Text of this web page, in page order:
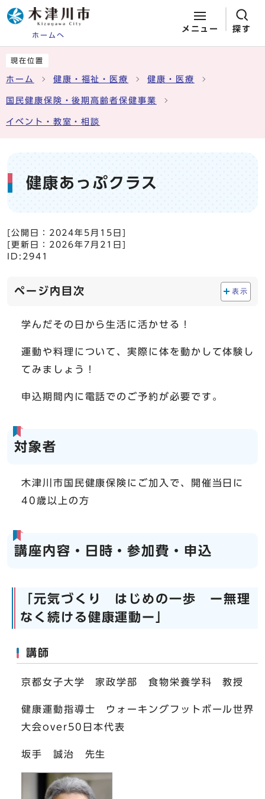
ホームへ
メニュー 探す
現在位置
ホーム 健康・福祉・医療 健康・医療
国民健康保険・後期高齢者保健事業
イベント・教室・相談
健康あっぷクラス
[公開日： 2024年5月15日
[更新日： 2026年7月21日
ID:2941
ページ内目次 表示
学んだその日から生活に活かせる！
運動や料理について、実際に体を動かして体験し
てみましょう！
申込期間内に電話でのご予約が必要です。
対象者
木津川市国民健康保険にご加入で、開催当日に
40歳以上の方
講座内容・日時・参加費・申込
「元気づくり はじめの一歩 ー無理
なく続ける健康運動ー」
講師
京都女子大学 家政学部 食物栄養学科 教授
健康運動指導士 ウォーキングフットボール世界
大会over50日本代表
坂手 誠治 先生